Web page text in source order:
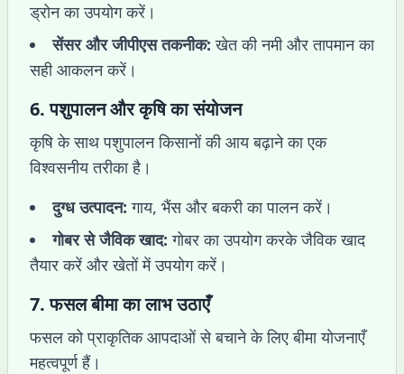
ड्रोन का उपयोग करें।
सेंसर और जीपीएस तकनीक: खेत की नमी और तापमान का
सही आकलन करें।
6.पशुपालन और कृषि का संयोजन
कृषि के साथ पशुपालन किसानों की आय बढ़ाने का एक
विश्वसनीय तरीका है।
दुग्ध उत्पादन: गाय, भैंस और बकरी का पालन करें।
गोबर से जैविक खाद: गोबर का उपयोग करके जैविक खाद
तैयार करें और खेतों में उपयोग करें।
7.फसल बीमा का लाभ उठाएँ
फसल को प्राकृतिक आपदाओं से बचाने के लिए बीमा योजनाएँ
महत्वपूर्ण हैं।